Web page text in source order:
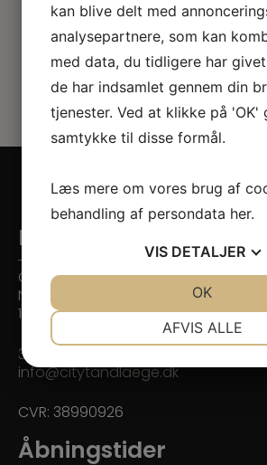
Kontaktinformation
Citytandlægerne
Nygade 7
1164 København K
33 14 52 52
info@citytandlaege.dk
CVR: 38990926
Åbningstider
kan blive delt med
analysepartnere, som kan
med data, du tidligere har
de har indsamlet gennem din
tjenester. Ved at klikke på 'OK'
samtykke til disse formål.
Læs mere om vores brug af
behandling af persondata her.
VIS DETALJER
MARKETING
AFVIS ALLE
OK